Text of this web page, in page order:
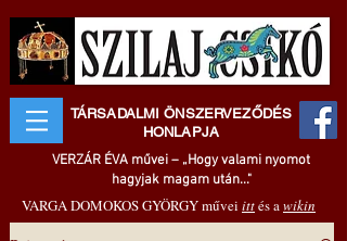
TÁRSADALMI ÖNSZERVEZŐDÉS
HONLAPJA
VERZÁR ÉVA művei – „Hogy valami nyomot
hagyjak magam után..."
VARGA DOMOKOS GYÖRGY művei ittés awikin